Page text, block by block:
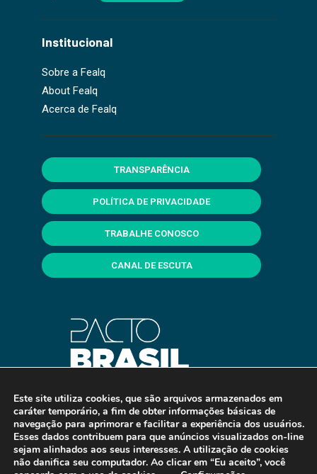
Institucional
Sobre a Fealq
About Fealq
Acerca de Fealq
TRANSPARÊNCIA
POLÍTICA DE PRIVACIDADE
TRABALHE CONOSCO
CANAL DE ESCUTA
Este site utiliza cookies, que são arquivos armazenados em
caráter temporário, a fim de obter informações básicas de
navegação para aprimorar e facilitar a experiência dos usuários.
Esses dados contribuem para que anúncios visualizados on-line
sejam alinhados aos seus interesses. A utilização de cookies
não danifica seu computador. Ao clicar em “Eu aceito”, você